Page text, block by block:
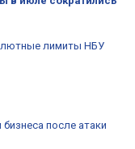
лимиты НБУ
после атаки